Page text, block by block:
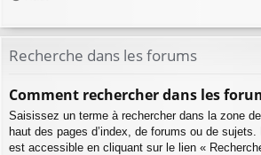
Recherche dans les forums
Comment rechercher dans les
Saisissez un terme à rechercher dans la zone
haut des pages d’index, de forums ou de
est accessible en cliquant sur le lien «